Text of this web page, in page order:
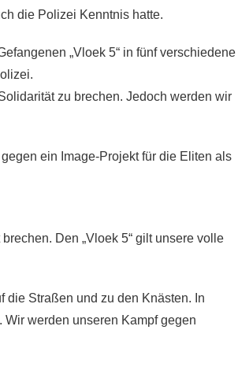
die Polizei Kenntnis hatte.
„Vloek 5“ in fünf verschiedene
zu brechen. Jedoch werden wir
ein Image-Projekt für die Eliten als
Den „Vloek 5“ gilt unsere volle
die Straßen und zu den Knästen. In
Wir werden unseren Kampf gegen